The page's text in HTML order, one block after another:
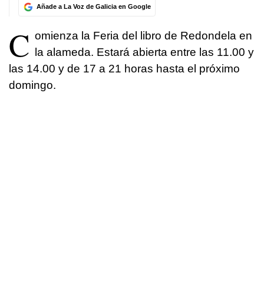
Añade a La Voz de Galicia en Google
C omienza la Feria del libro de Redondela en
la alameda. Estará abierta entre las 11.00 y
las 14.00 y de 17 a 21 horas hasta el próximo
domingo.